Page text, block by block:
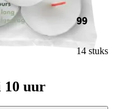
99
14 stuks
10 uur